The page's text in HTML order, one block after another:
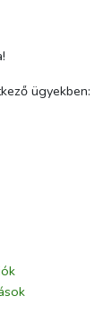
ügyekben: